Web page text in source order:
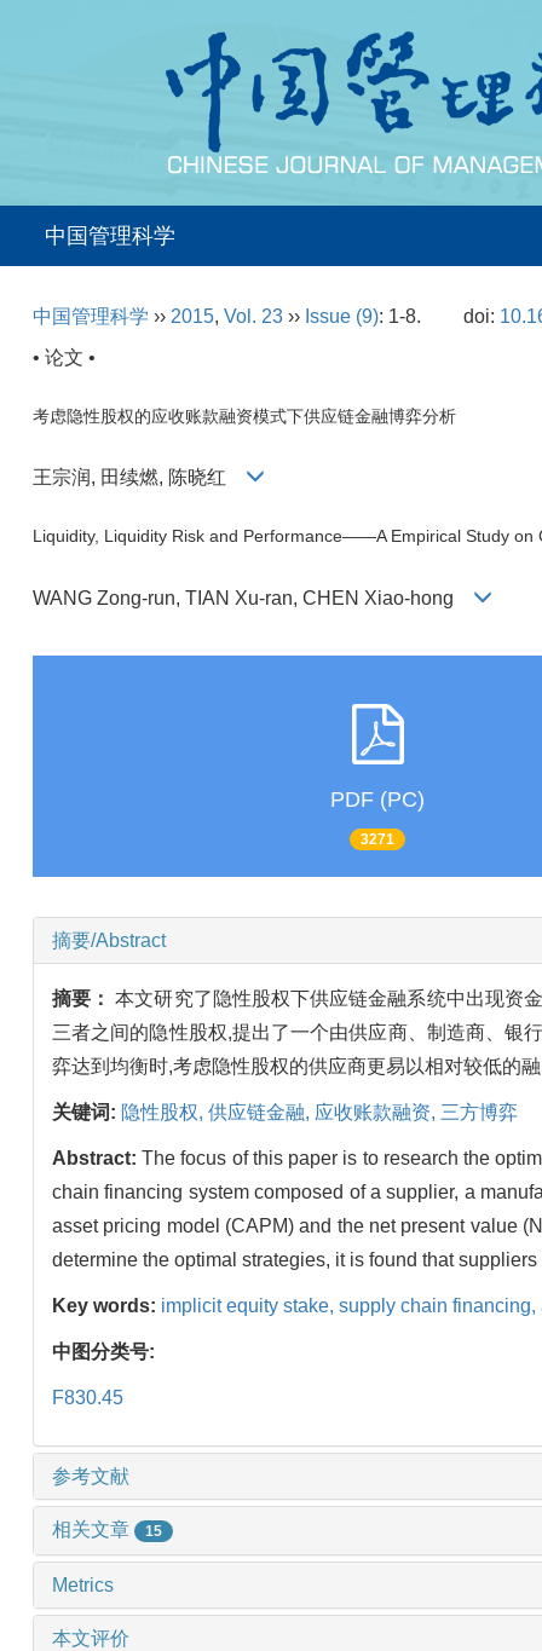
中国管理科学
中国管理科学 ›› 2015, Vol. 23 ›› Issue (9): 1-8. doi:
• 论文 •
考虑隐性股权的应收账款融资模式下供应链金融博弈分析
王宗润, 田续燃, 陈晓红
Liquidity, Liquidity Risk and Performance——A Empirical Study on
WANG Zong-run, TIAN Xu-ran, CHEN Xiao-hong
PDF (PC)
3271
摘要/Abstract
摘要：本文研究了隐性股权下供应链金融系统中出现资
三者之间的隐性股权,提出了一个由供应商、制造商、银
弈达到均衡时,考虑隐性股权的供应商更易以相对较低的
关键词: 隐性股权, 供应链金融, 应收账款融资, 三方博弈
Abstract:The focus of this paper is to research the
chain financing system composed of a supplier, a
asset pricing model (CAPM) and the net present value
determine the optimal strategies, it is found that
Key words: implicit equity stake, supply chain financing,
中图分类号:
F830.45
参考文献
相关文章 15
Metrics
本文评价